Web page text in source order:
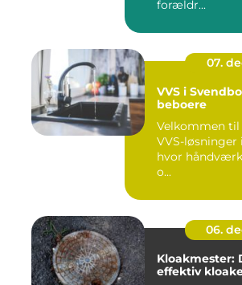
forældr...
07.
VVS i
beboere
Velkommen til
VVS-løsninger
hvor
o...
06.
Kloakmester:
effektiv